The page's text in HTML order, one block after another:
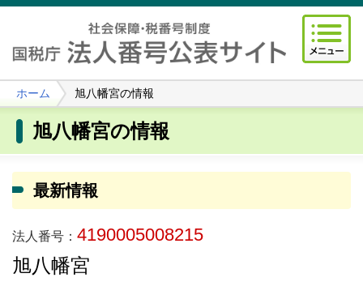
ホーム 旭八幡宮の情報
旭八幡宮の情報
最新情報
法人番号： 4190005008215
旭八幡宮